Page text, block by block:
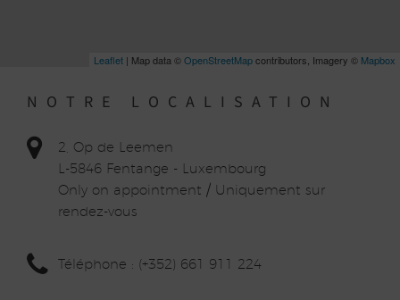
Leaflet | Map data ©OpenStreetMapcontributors, Imagery © Mapbox
NOTRE LOCALISATION
2, Op de Leemen
L-5846 Fentange - Luxembourg
Only on appointment / Uniquement sur
rendez-vous
Téléphone : (+352) 661 911 224